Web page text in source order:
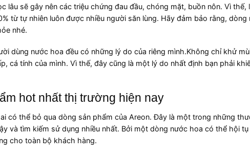
sẽ gây nên các triệu chứng đau đầu, chóng mặt, buồn nôn. Vì thế,
từ tự nhiên luôn được nhiều người săn lùng. Hãy đảm bảo rằng, dòng
nhé.
dùng nước hoa đều có những lý do của riêng mình.Không chỉ khử
cá tính của mình. Vì thế, đây cũng là một lý do nhất định bạn phải
hot nhất thị trường hiện nay
có thể bỏ qua dòng sản phẩm của Areon. Đây là một trong những
và tìm kiếm sử dụng nhiều nhất. Bởi một dòng nước hoa có thể hội
cho toàn bộ khách hàng.